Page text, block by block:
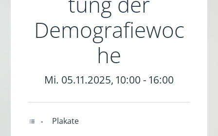
Demografiewoc
he
Mi. 05.11.2025, 10:00 - 16:00
-
Plakate